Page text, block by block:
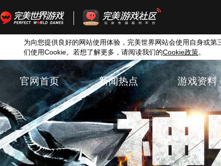
为向您提供良好的网站使用体验，完美世界网站会使用自身或第
们使用Cookie。若想了解更多，请阅读我们的Cookie政策。
官网首页 新闻热点 游戏资料